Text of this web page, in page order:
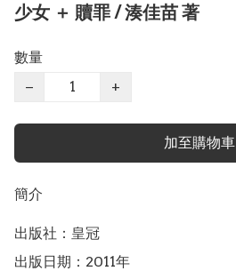
少女 ＋ 贖罪 / 湊佳苗 著
數量
−
+
加至購物車
簡介
出版社：皇冠
出版日期：2011年